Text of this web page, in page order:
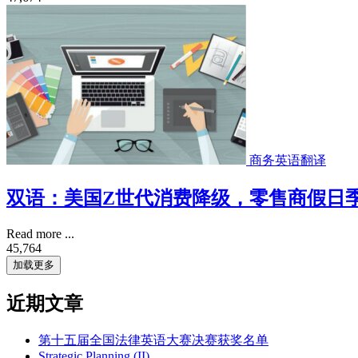
商务英语翻译
双语：美国Z世代消费降级，零售商假日
Read more ...
45,764
加载更多
近期文章
第十五届全国法律英语大赛决赛获奖名单